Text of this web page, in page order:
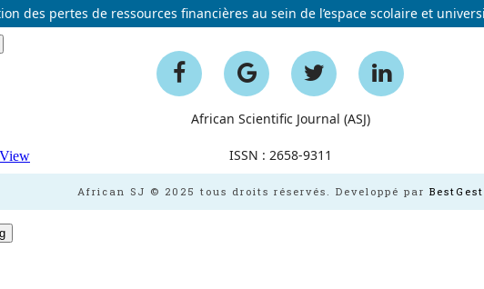
des pertes de ressources financières au sein de l’espace scolaire et
African Scientific Journal (ASJ)
ISSN : 2658-9311
African SJ © 2025 tous droits réservés. Developpé par BestGest